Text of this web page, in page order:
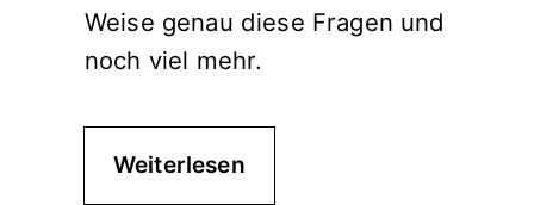
Weise genau diese Fragen und
noch viel mehr.
Weiterlesen